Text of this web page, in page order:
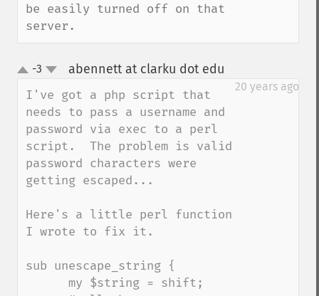
be easily turned off on that
server.
up-3 abennett at clarku dot edu
20 years ago
I've got a php script that
needs to pass a username and
password via exec to a perl
script.  The problem is valid
password characters were
getting escaped...
Here's a little perl function
I wrote to fix it.
sub unescape_string {